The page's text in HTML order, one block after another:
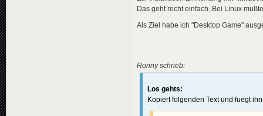
Das geht recht einfach. Bei Linux
Als Ziel habe ich "Desktop Game"
Ronny schrieb:
Los gehts:
Kopiert folgenden Text und fuegt